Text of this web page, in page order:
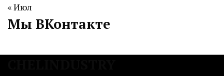
« Июл
Мы ВКонтакте